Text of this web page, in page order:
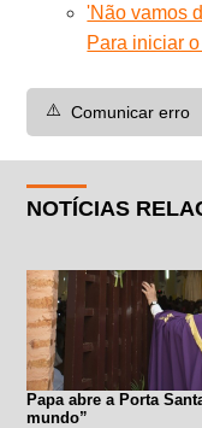
'Não vamos
Para iniciar
⚠️ Comunicar erro
NOTÍCIAS
Papa abre a Porta
mundo”